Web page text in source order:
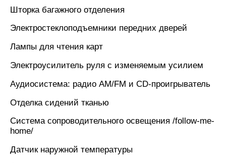
Шторка багажного отделения
Электростеклоподъемники передних дверей
Лампы для чтения карт
Электроусилитель руля с изменяемым усилием
Аудиосистема: радио AM/FM и CD-проигрыватель
Отделка сидений тканью
Система сопроводительного освещения /follow-me-
home/
Датчик наружной температуры